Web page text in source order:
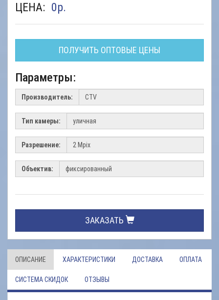
ЦЕНА: 0р.
ПОЛУЧИТЬ ОПТОВЫЕ ЦЕНЫ
Параметры:
Производитель:
Тип камеры:
Разрешение:
Объектив:
ЗАКАЗАТЬ
ОПИСАНИЕ ХАРАКТЕРИСТИКИ ДОСТАВКА ОПЛАТА
СИСТЕМА СКИДОК ОТЗЫВЫ